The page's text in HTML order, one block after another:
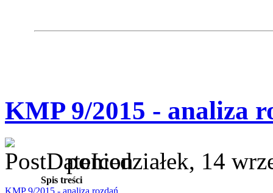
KMP 9/2015 - analiza
poniedziałek, 14
Spis treści
KMP 9/2015 - analiza rozdań